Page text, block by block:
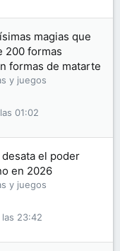
magias que
200 formas
formas de matarte
y juegos
01:02
el poder
en 2026
y juegos
las 23:42